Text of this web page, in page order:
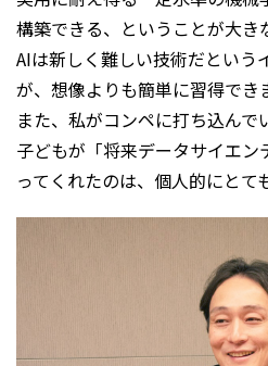
構築できる、ということが大
AIは新しく難しい技術だという
が、想像よりも簡単に習得でき
また、私がコンペに打ち込ん
子どもが「将来データサイエ
ってくれたのは、個人的にとて